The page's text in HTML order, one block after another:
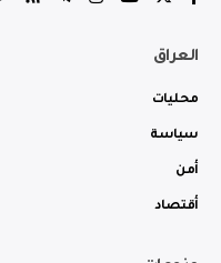
العراق
محليات
سياسة
أمن
أقتصاد